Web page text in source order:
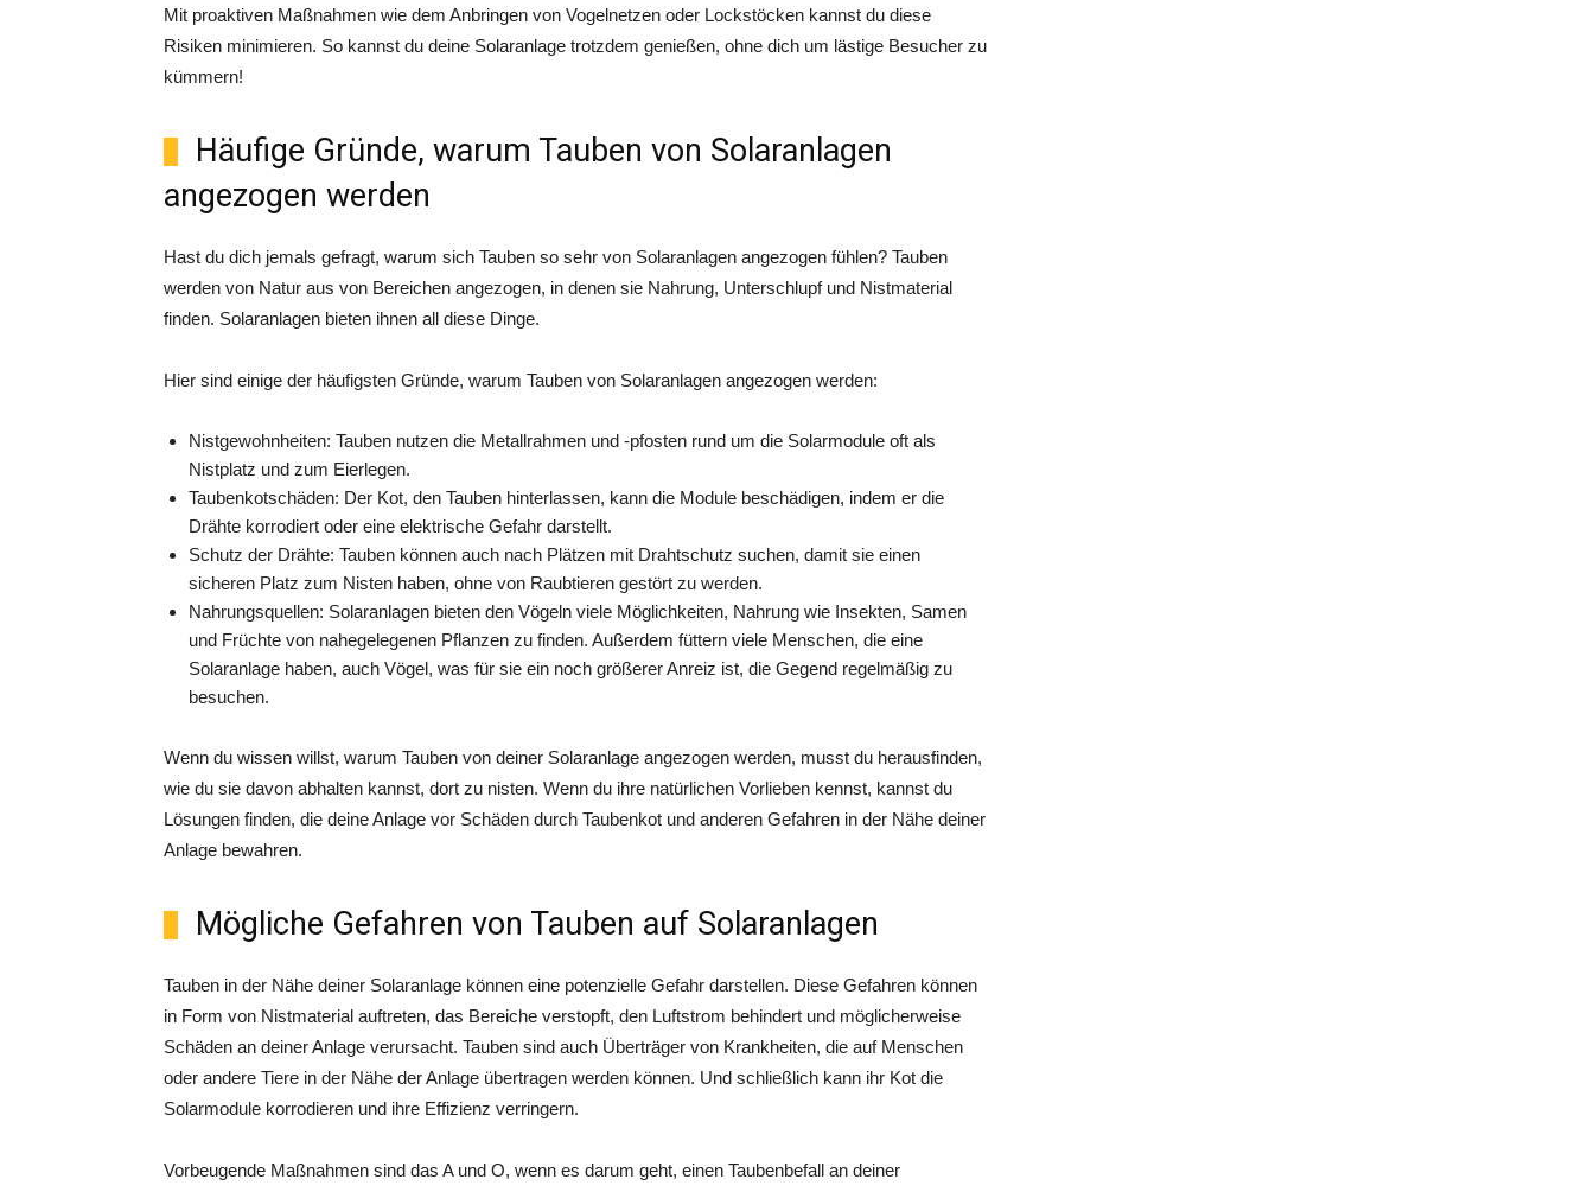
Mit proaktiven Maßnahmen wie dem Anbringen von Vogelnetzen oder Lockstöcken kannst du diese
Risiken minimieren. So kannst du deine Solaranlage trotzdem genießen, ohne dich um lästige Besucher zu
kümmern!
Häufige Gründe, warum Tauben von Solaranlagen
angezogen werden
Hast du dich jemals gefragt, warum sich Tauben so sehr von Solaranlagen angezogen fühlen? Tauben
werden von Natur aus von Bereichen angezogen, in denen sie Nahrung, Unterschlupf und Nistmaterial
finden. Solaranlagen bieten ihnen all diese Dinge.
Hier sind einige der häufigsten Gründe, warum Tauben von Solaranlagen angezogen werden:
Nistgewohnheiten: Tauben nutzen die Metallrahmen und -pfosten rund um die Solarmodule oft als
Nistplatz und zum Eierlegen.
Taubenkotschäden: Der Kot, den Tauben hinterlassen, kann die Module beschädigen, indem er die
Drähte korrodiert oder eine elektrische Gefahr darstellt.
Schutz der Drähte: Tauben können auch nach Plätzen mit Drahtschutz suchen, damit sie einen
sicheren Platz zum Nisten haben, ohne von Raubtieren gestört zu werden.
Nahrungsquellen: Solaranlagen bieten den Vögeln viele Möglichkeiten, Nahrung wie Insekten, Samen
und Früchte von nahegelegenen Pflanzen zu finden. Außerdem füttern viele Menschen, die eine
Solaranlage haben, auch Vögel, was für sie ein noch größerer Anreiz ist, die Gegend regelmäßig zu
besuchen.
Wenn du wissen willst, warum Tauben von deiner Solaranlage angezogen werden, musst du herausfinden,
wie du sie davon abhalten kannst, dort zu nisten. Wenn du ihre natürlichen Vorlieben kennst, kannst du
Lösungen finden, die deine Anlage vor Schäden durch Taubenkot und anderen Gefahren in der Nähe deiner
Anlage bewahren.
Mögliche Gefahren von Tauben auf Solaranlagen
Tauben in der Nähe deiner Solaranlage können eine potenzielle Gefahr darstellen. Diese Gefahren können
in Form von Nistmaterial auftreten, das Bereiche verstopft, den Luftstrom behindert und möglicherweise
Schäden an deiner Anlage verursacht. Tauben sind auch Überträger von Krankheiten, die auf Menschen
oder andere Tiere in der Nähe der Anlage übertragen werden können. Und schließlich kann ihr Kot die
Solarmodule korrodieren und ihre Effizienz verringern.
Vorbeugende Maßnahmen sind das A und O, wenn es darum geht, einen Taubenbefall an deiner